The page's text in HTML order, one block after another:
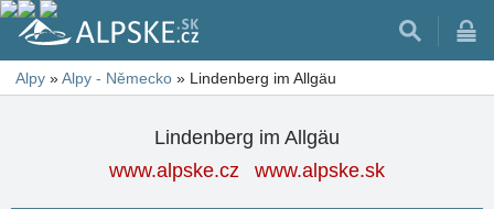
Alpy »Alpy - Německo » Lindenberg im Allgäu
Lindenberg im Allgäu
www.alpske.cz
www.alpske.sk